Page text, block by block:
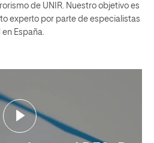
de UNIR. Nuestro objetivo es
experto por parte de especialistas
España.